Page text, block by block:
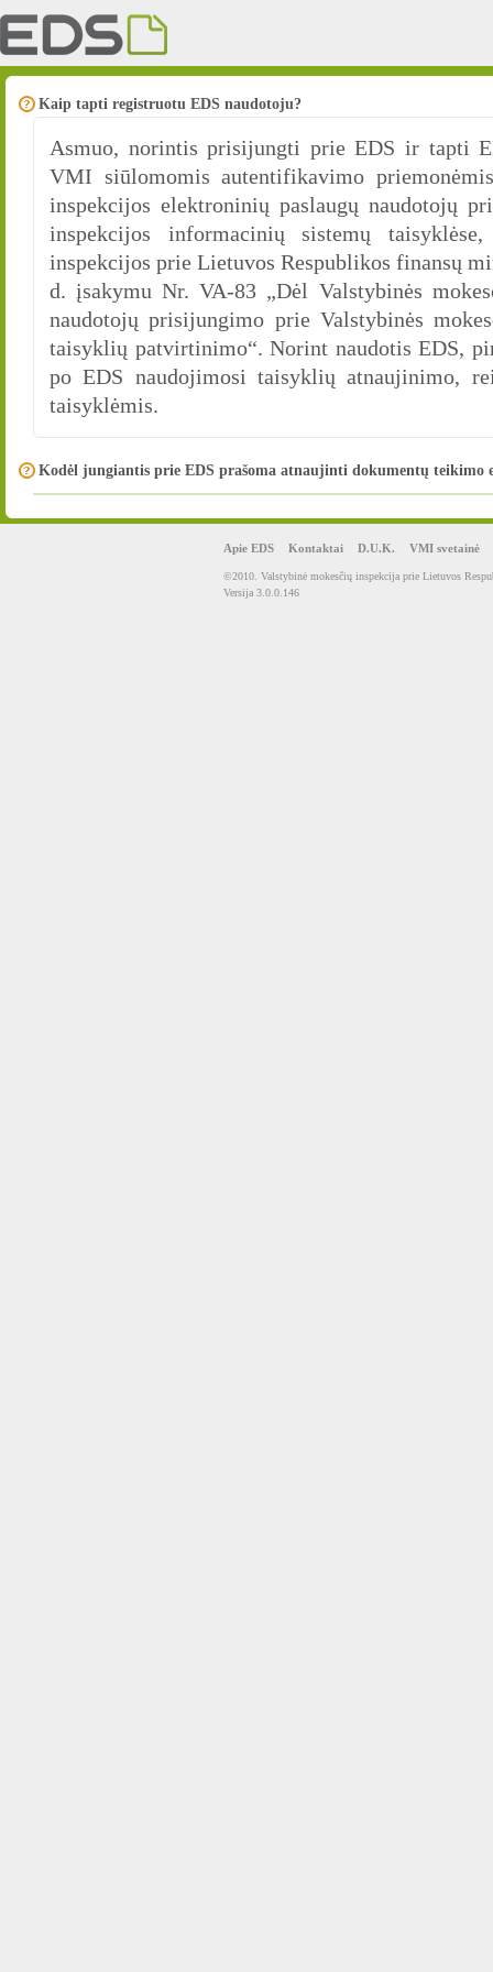
Kaip tapti registruotu EDS naudotoju?
Asmuo, norintis prisijungti prie EDS ir tapti
VMI siūlomomis autentifikavimo
inspekcijos elektroninių paslaugų naudotojų
inspekcijos informacinių sistemų
inspekcijos prie Lietuvos Respublikos finansų
d. įsakymu Nr. VA-83 „Dėl Valstybinės
naudotojų prisijungimo prie Valstybinės
taisyklių patvirtinimo“. Norint naudotis EDS,
po EDS naudojimosi taisyklių atnaujinimo,
taisyklėmis.
Kodėl jungiantis prie EDS prašoma atnaujinti dokumentų teikimo
Apie EDS Kontaktai D.U.K. VMI svetainė
©2010. Valstybinė mokesčių inspekcija prie Lietuvos
Versija 3.0.0.146